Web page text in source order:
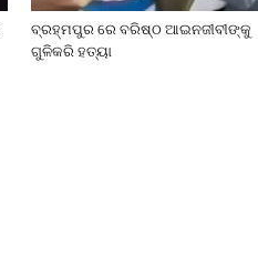
ବ୍ରହ୍ମପୁର ରେ ବରିଷ୍ଠ ଆଇନଜୀବୀଙ୍କୁ
ଗୁଳିକରି ହତ୍ୟା